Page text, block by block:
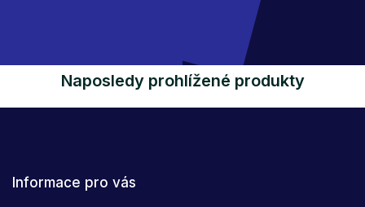
Naposledy prohlížené produkty
Informace pro vás